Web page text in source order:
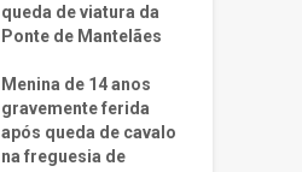
queda de viatura da
Ponte de Mantelães
Menina de 14 anos
gravemente ferida
após queda de cavalo
na freguesia de